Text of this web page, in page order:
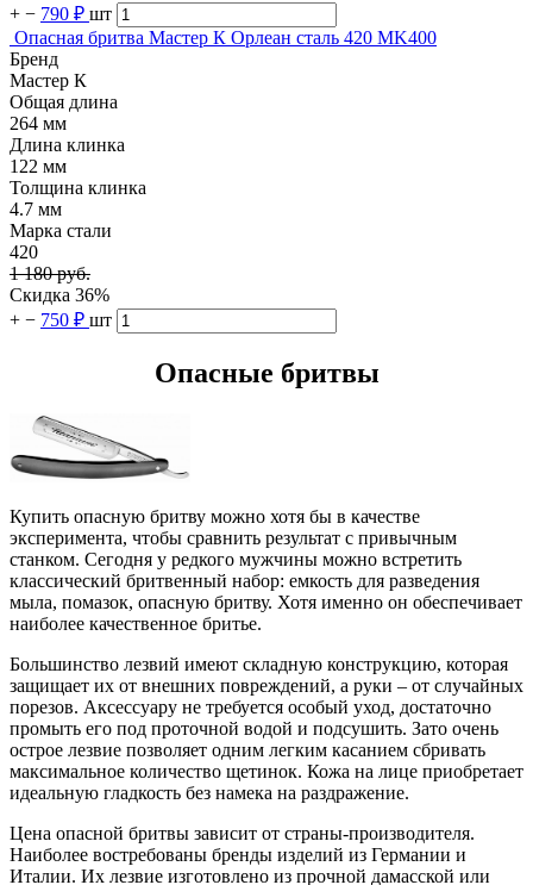
+ − 790 ₽ шт
Опасная бритва Мастер К Орлеан сталь 420 MK400
Бренд
Мастер К
Общая длина
264 мм
Длина клинка
122 мм
Толщина клинка
4.7 мм
Марка стали
420
1 180 руб.
Скидка 36%
+ − 750 ₽ шт
Опасные бритвы
Купить опасную бритву можно хотя бы в качестве
эксперимента, чтобы сравнить результат с привычным
станком. Сегодня у редкого мужчины можно встретить
классический бритвенный набор: емкость для разведения
мыла, помазок, опасную бритву. Хотя именно он обеспечивает
наиболее качественное бритье.
Большинство лезвий имеют складную конструкцию, которая
защищает их от внешних повреждений, а руки – от случайных
порезов. Аксессуару не требуется особый уход, достаточно
промыть его под проточной водой и подсушить. Зато очень
острое лезвие позволяет одним легким касанием сбривать
максимальное количество щетинок. Кожа на лице приобретает
идеальную гладкость без намека на раздражение.
Цена опасной бритвы зависит от страны-производителя.
Наиболее востребованы бренды изделий из Германии и
Италии. Их лезвие изготовлено из прочной дамасской или